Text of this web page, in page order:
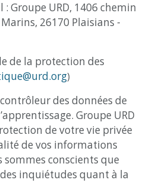
: Groupe URD, 1406 chemin
26170 Plaisians -
de la protection des
)
des données de
Groupe URD
de votre vie privée
de vos informations
sommes conscients que
inquiétudes quant à la